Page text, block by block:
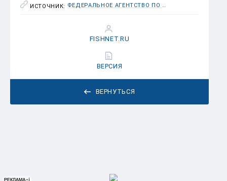
ИСТОЧНИК: ФЕДЕРАЛЬНОЕ АГЕНТСТВО ПО РЫБОЛОВСТВУ (РОСРЫБОЛОВСТВО)
ВЕРНУТЬСЯ
FISHNET.RU
ВЕРСИЯ